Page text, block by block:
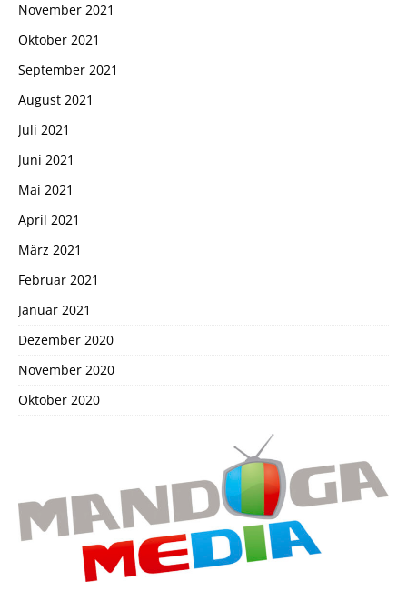
November 2021
Oktober 2021
September 2021
August 2021
Juli 2021
Juni 2021
Mai 2021
April 2021
März 2021
Februar 2021
Januar 2021
Dezember 2020
November 2020
Oktober 2020